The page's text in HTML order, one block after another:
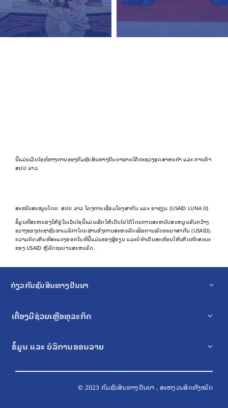
ນີ້ແມ່ນເວັບໄຊທ໌ທາງການຂອງກົມຊັບສິນທາງປັນຍາພາຍໃຕ້ກະຊວງອຸດສາຫະກຳ ແລະ ການຄ້າ
ສປປ ລາວ
ສະໜັບສະໜູນໂດຍ: ສປປ ລາວ ໂຄງການເຊື່ອມໂຍງສາກົນ ແລະ ອາຊຽນ (USAID LUNA II)
ຂໍ້​ມູນ​ທີ່​ສະ​ຫນອງ​ໃຫ້​ຢູ່​ໃນ​ເວັບ​ໄຊ​ນີ້​ແມ່ນ​ເຮັດ​ໃຫ້​ເປັນ​ໄປ​ໄດ້​ໂດຍ​ການ​ສະ​ຫນັບ​ສະ​ຫນູນ​ອັນ​ກວ້າງ​
ຂວາງ​ຂອງ​ປະ​ຊາ​ຊົນ​ອາ​ເມລິ​ກາ​ໂດຍ​ຜ່ານ​ອົງ​ການ​ສະ​ຫະ​ລັດ​ເພື່ອ​ການ​ພັດ​ທະ​ນາ​ສາ​ກົນ (USAID).
ຄວາມຄິດເຫັນທີ່ສະແດງອອກໃນທີ່ນີ້ແມ່ນຂອງຜູ້ຂຽນ ແລະບໍ່ຈໍາເປັນສະທ້ອນໃຫ້ເຫັນທັດສະນະ
ຂອງ USAID ຫຼືລັດຖະບານສະຫະລັດ.
ກ່ຽວກັບຊັບສິນທາງປັນຍາ
ເຄື່ອງມືຊ່ວຍເຫຼືອທຸລະກິດ
ຂໍ້ມູນ ແລະ ບໍລິການອອນລາຍ
© 2023 ກົມຊັບສິນທາງປັນຍາ , ສະຫງວນສິດທັງໝົດ